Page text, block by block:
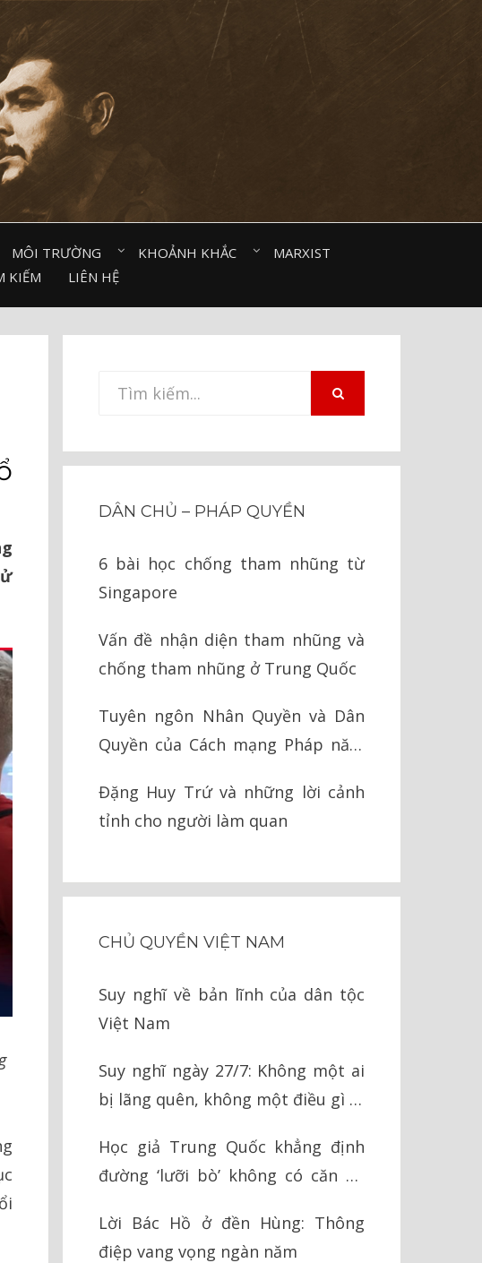
MÔI TRƯỜNG⠀ KHOẢNH KHẮC⠀
MARXIST⠀
KIẾM LIÊN HỆ
Tìm
DÂN CHỦ – PHÁP QUYỀN
6 bài học chống tham nhũng từ
Singapore
Vấn đề nhận diện tham nhũng và
chống tham nhũng ở Trung Quốc
Tuyên ngôn Nhân Quyền và Dân
Quyền của Cách mạng Pháp năm
Đặng Huy Trứ và những lời cảnh
tỉnh cho người làm quan
CHỦ QUYỀN VIỆT NAM
Suy nghĩ về bản lĩnh của dân tộc
Việt Nam
Suy nghĩ ngày 27/7: Không một ai
bị lãng quên, không một điều gì bị
Học giả Trung Quốc khẳng định
đường ‘lưỡi bò’ không có căn cứ
Lời Bác Hồ ở đền Hùng: Thông
điệp vang vọng ngàn năm